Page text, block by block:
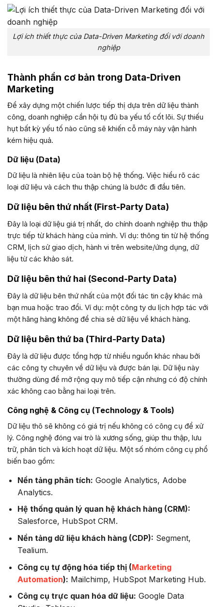
Lợi ích thiết thực của Data-Driven Marketing đối với doanh
nghiệp
Thành phần cơ bản trong Data-Driven
Marketing
Để xây dựng một chiến lược tiếp thị dựa trên dữ liệu thành
công, doanh nghiệp cần hội tụ đủ ba yếu tố cốt lõi. Sự thiếu
hụt bất kỳ yếu tố nào cũng sẽ khiến cỗ máy này vận hành
kém hiệu quả.
Dữ liệu (Data)
Dữ liệu là nhiên liệu của toàn bộ hệ thống. Việc hiểu rõ các
loại dữ liệu và cách thu thập chúng là bước đi đầu tiên.
Dữ liệu bên thứ nhất (First-Party Data)
Đây là loại dữ liệu giá trị nhất, do chính doanh nghiệp thu thập
trực tiếp từ khách hàng của mình. Ví dụ: thông tin từ hệ thống
CRM, lịch sử giao dịch, hành vi trên website/ứng dụng, dữ
liệu từ các khảo sát.
Dữ liệu bên thứ hai (Second-Party Data)
Đây là dữ liệu bên thứ nhất của một đối tác tin cậy khác mà
bạn mua hoặc trao đổi. Ví dụ: một công ty du lịch hợp tác với
một hãng hàng không để chia sẻ dữ liệu về khách hàng.
Dữ liệu bên thứ ba (Third-Party Data)
Đây là dữ liệu được tổng hợp từ nhiều nguồn khác nhau bởi
các công ty chuyên về dữ liệu và được bán lại. Dữ liệu này
thường dùng để mở rộng quy mô tiếp cận nhưng có độ chính
xác không cao bằng hai loại trên.
Công nghệ & Công cụ (Technology & Tools)
Dữ liệu thô sẽ không có giá trị nếu không có công cụ để xử
lý. Công nghệ đóng vai trò là xương sống, giúp thu thập, lưu
trữ, phân tích và kích hoạt dữ liệu. Một số nhóm công cụ phổ
biến bao gồm:
Nền tảng phân tích: Google Analytics, Adobe
Analytics.
Hệ thống quản lý quan hệ khách hàng (CRM):
Salesforce, HubSpot CRM.
Nền tảng dữ liệu khách hàng (CDP): Segment,
Tealium.
Công cụ tự động hóa tiếp thị (Marketing
Automation): Mailchimp, HubSpot Marketing Hub.
Công cụ trực quan hóa dữ liệu: Google Data